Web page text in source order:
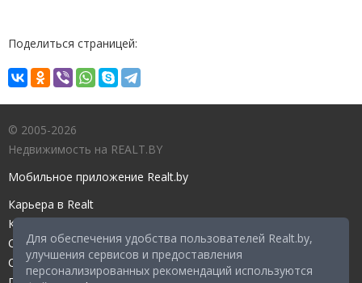
Для обеспечения удобства пользователей Realt.by,
улучшения сервисов и предоставления
персонализированных рекомендаций используются
Поделиться страницей:
© 2005-2026
Недвижимость на REALT.BY
Мобильное приложение Realt.by
Карьера в Realt
Контакты редакции
Справочный центр
Служба поддержки